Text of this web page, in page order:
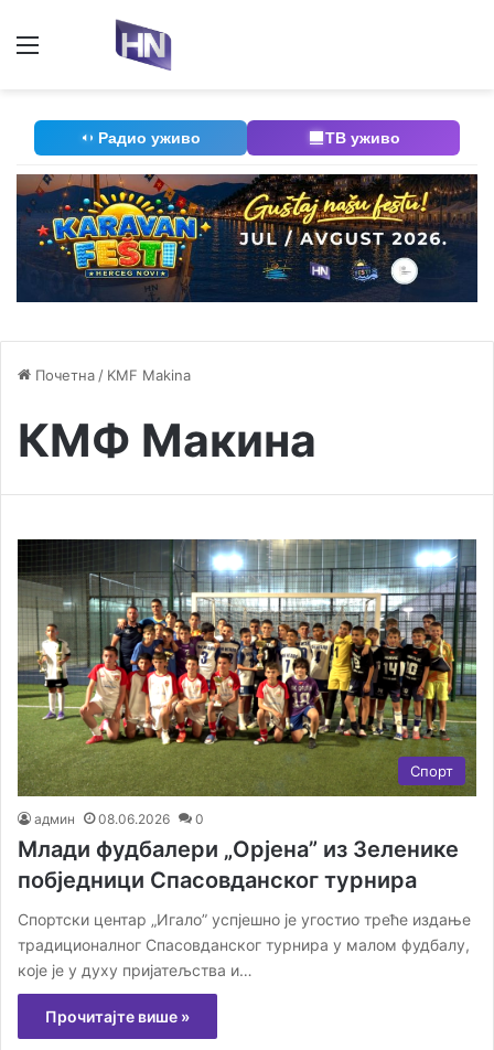
Радио уживо ТВ уживо
Почетна / KMF Makina
КМФ Макина
Спорт
админ 08.06.2026 0
Млади фудбалери „Орјена” из Зеленике
побједници Спасовданског турнира
Спортски центар „Игало” успјешно је угостио треће издање
традиционалног Спасовданског турнира у малом фудбалу,
које је у духу пријатељства и…
Прочитајте више »